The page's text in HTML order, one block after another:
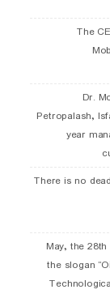
The
Dr.
Petropalash,
year
There is no
19 May, the
the slogan